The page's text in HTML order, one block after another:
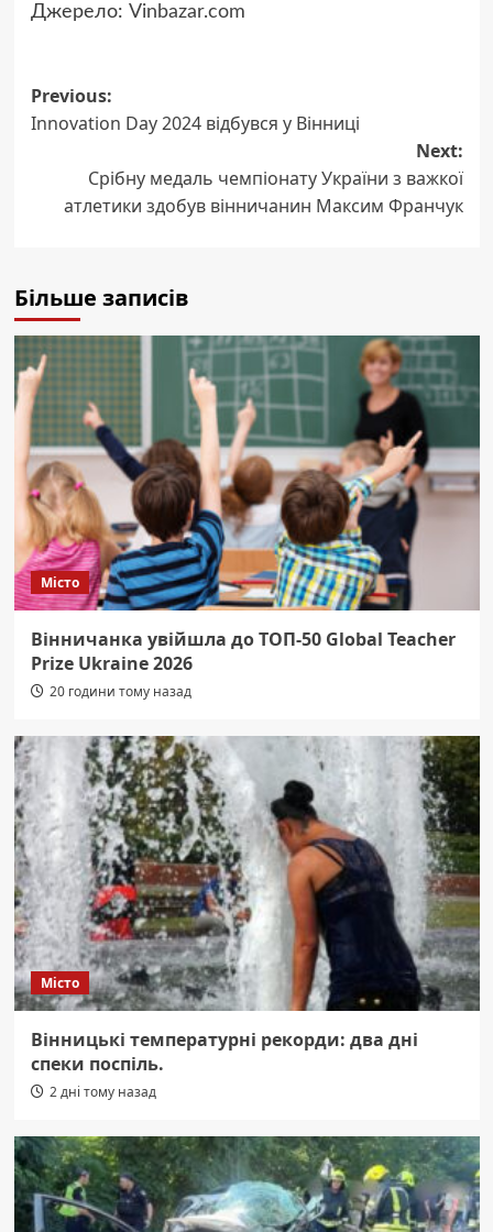
Джерело: Vinbazar.com
Post
navigation
Previous:
Innovation Day 2024 відбувся у Вінниці
Next:
Срібну медаль чемпіонату України з важкої
атлетики здобув вінничанин Максим Франчук
Більше записів
Місто
Вінничанка увійшла до ТОП-50 Global Teacher
Prize Ukraine 2026
20 години тому назад
Місто
Вінницькі температурні рекорди: два дні
спеки поспіль.
2 дні тому назад